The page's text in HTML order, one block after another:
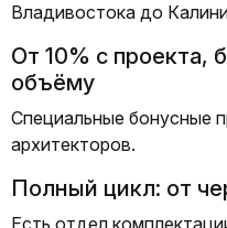
Владивостока до
От 10% с проекта,
объёму
Специальные бонусные
архитекторов.
Полный цикл: от
Есть отдел